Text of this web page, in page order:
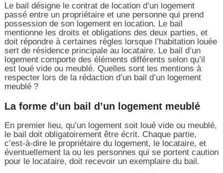
Le bail désigne le contrat de location d’un logement
passé entre un propriétaire et une personne qui prend
possession de son logement en location. Le bail
mentionne les droits et obligations des deux parties, et
doit répondre à certaines règles lorsque l’habitation louée
sert de résidence principale au locataire. Le bail d’un
logement comporte des éléments différents selon qu’il
est loué vide ou meublé. Quelles sont les mentions à
respecter lors de la rédaction d’un bail d’un logement
meublé ?
La forme d’un bail d’un logement meublé
En premier lieu, qu’un logement soit loué vide ou meublé,
le bail doit obligatoirement être écrit. Chaque partie,
c’est-à-dire le propriétaire du logement, le locataire, et
éventuellement la ou les personnes qui se portent caution
pour le locataire, doit recevoir un exemplaire du bail.